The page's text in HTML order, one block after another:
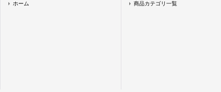
ホーム 商品カテゴリ一覧